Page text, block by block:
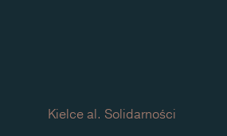
Kielce al. Solidarności